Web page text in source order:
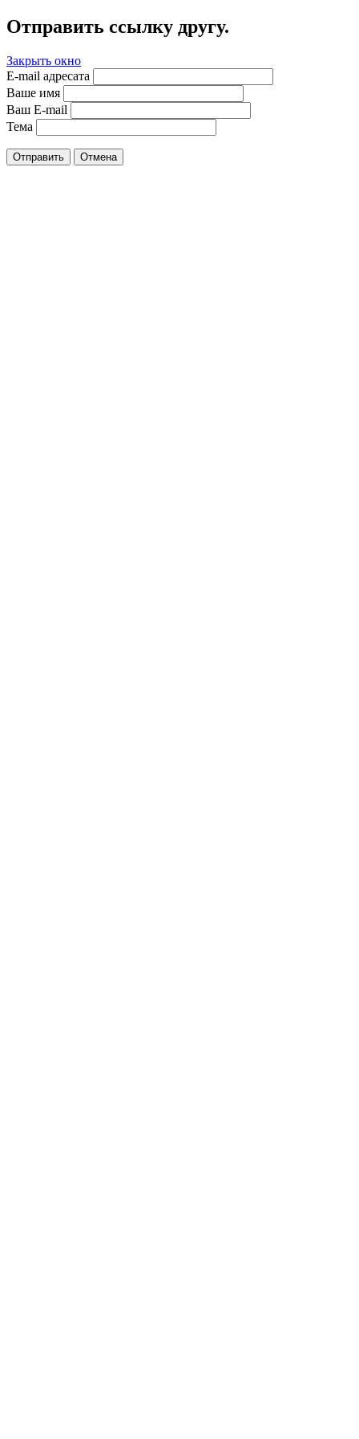
Отправить ссылку другу.
Закрыть окно
E-mail адресата
Ваше имя
Ваш E-mail
Тема
Отправить Отмена